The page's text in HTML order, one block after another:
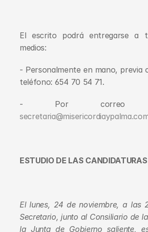
El escrito podrá entregarse a
medios:
- Personalmente en mano, previa
teléfono: 654 70 54 71.
ESTUDIO DE LAS CANDIDATURAS
El lunes, 24 de noviembre, a las
Secretario, junto al Consiliario de
la Junta de Gobierno saliente,